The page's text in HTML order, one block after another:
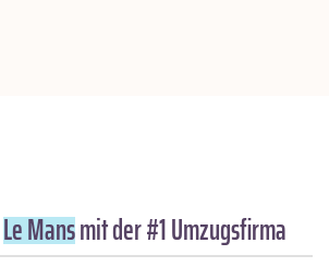
Le Mansmit der #1 Umzugsfirma